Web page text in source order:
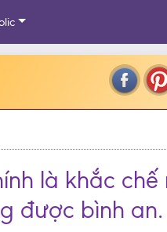
là khắc
được bình an.